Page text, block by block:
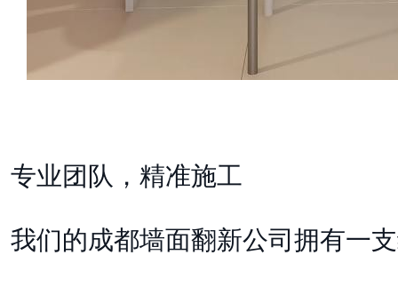
专业团队，精准施工
我们的成都墙面翻新公司拥有一